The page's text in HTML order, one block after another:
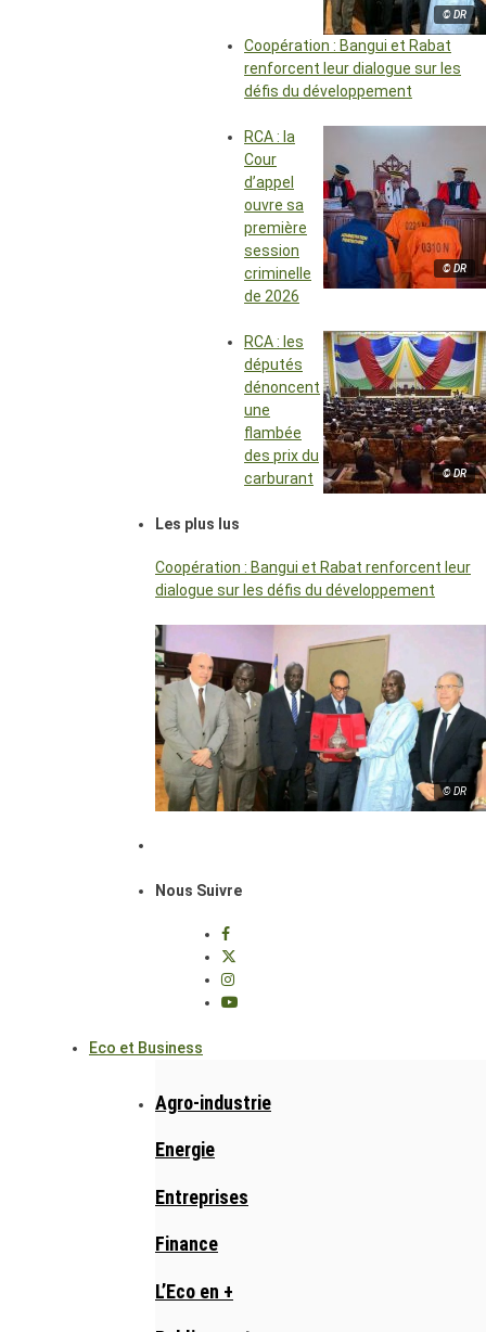
© DR
Coopération : Bangui et Rabat
renforcent leur dialogue sur les
défis du développement
© DR
RCA : la
Cour
d’appel
ouvre sa
première
session
criminelle
de 2026
© DR
RCA : les
députés
dénoncent
une
flambée
des prix du
carburant
Les plus lus
Coopération : Bangui et Rabat renforcent leur
dialogue sur les défis du développement
© DR
Nous Suivre
Eco et Business
Agro-industrie
Energie
Entreprises
Finance
L’Eco en +